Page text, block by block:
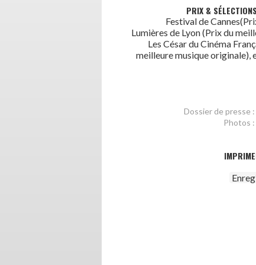
PRIX &
Festival de
Lumières de Lyon (Prix du
Les César du Cinéma
meilleure musique originale),
Dossier de presse :
Photos :